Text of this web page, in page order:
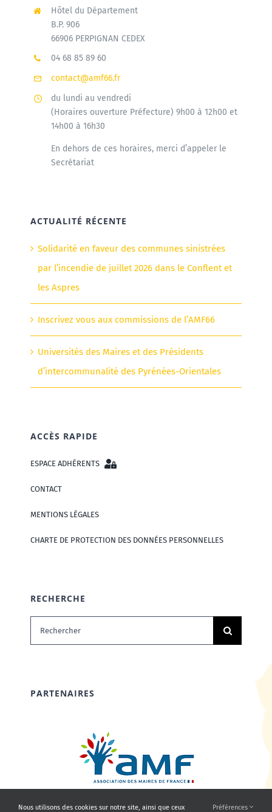
Hôtel du Département
B.P. 906
66906 PERPIGNAN CEDEX
04 68 85 89 60
contact@amf66.fr
du lundi au vendredi
(Horaires ouverture Préfecture) 9h00 à 12h00 et
14h00 à 16h30
En dehors de ces horaires, merci d’appeler le
Secrétariat
ACTUALITÉ RÉCENTE
Solidarité en faveur des communes sinistrées
par l’incendie de juillet 2026 dans le Conflent et
les Aspres
Inscrivez vous aux commissions de l’AMF66
Universités des Maires et des Présidents
d’intercommunalité des Pyrénées-Orientales
ACCÈS RAPIDE
ESPACE ADHÉRENTS
CONTACT
MENTIONS LÉGALES
CHARTE DE PROTECTION DES DONNÉES PERSONNELLES
RECHERCHE
Rechercher:
PARTENAIRES
Nous utilisons des cookies sur notre site, ainsi que ceux Préférences